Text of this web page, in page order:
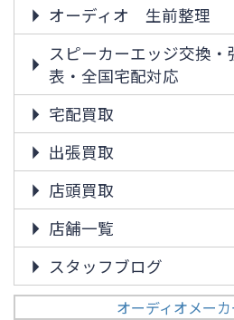
オーディオ 生前整理
スピーカーエッジ交換
表・全国宅配対応
宅配買取
出張買取
店頭買取
店舗一覧
スタッフブログ
オーディオメー